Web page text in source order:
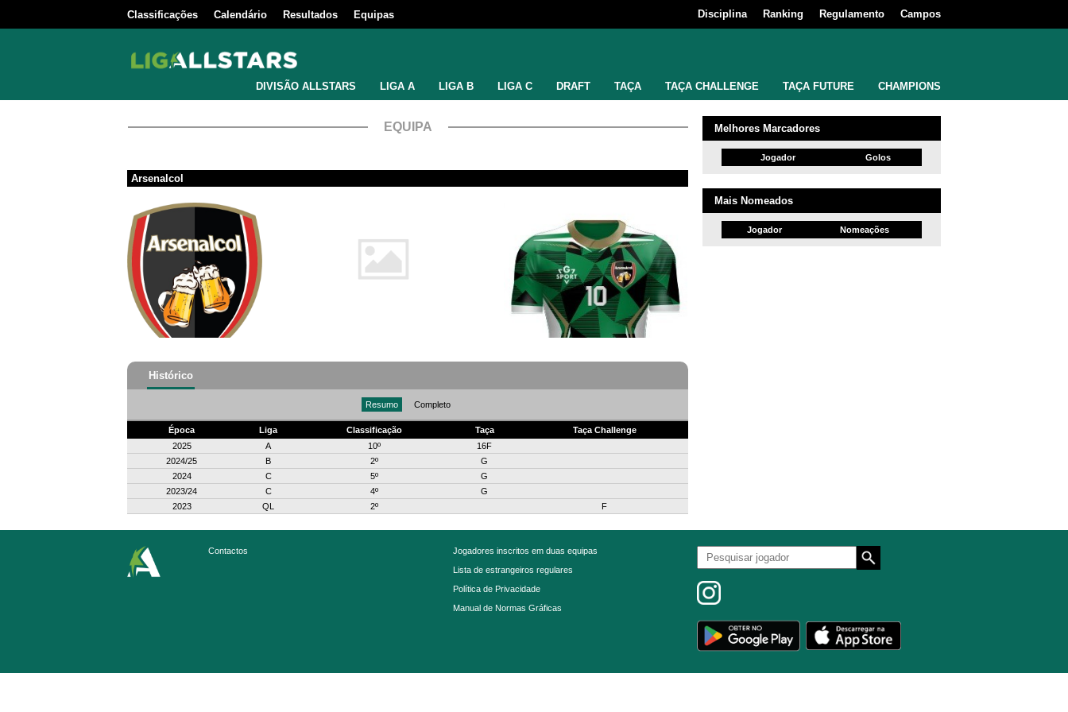
Classificações Calendário Resultados Equipas Disciplina Ranking Regulamento Campos
DIVISÃO ALLSTARS LIGA A LIGA B LIGA C DRAFT TAÇA TAÇA CHALLENGE TAÇA FUTURE CHAMPIONS
EQUIPA
Arsenalcol
Histórico
Resumo Completo
Época Liga Classificação Taça
Taça Challenge
2025
A 10º
16F
2024/25
B 2º
G
2024
C 5º
G
2023/24
C 4º
G
2023
QL 2º F
Melhores Marcadores
Jogador Golos
Mais Nomeados
Jogador Nomeações
Contactos
Jogadores inscritos em duas equipas
Lista de estrangeiros regulares
Política de Privacidade
Manual de Normas Gráficas